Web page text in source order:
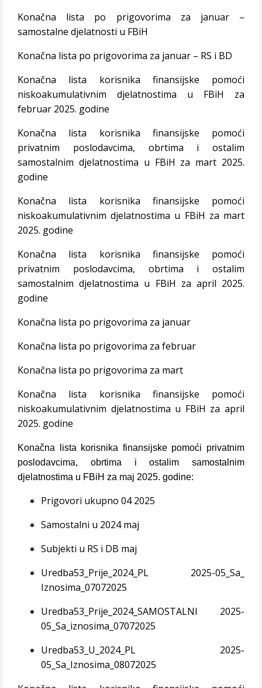
Konačna lista po prigovorima za januar –
samostalne djelatnosti u FBiH
Konačna lista po prigovorima za januar – RS i BD
Konačna lista korisnika finansijske pomoći
niskoakumulativnim djelatnostima u FBiH za
februar 2025. godine
Konačna lista korisnika finansijske pomoći
privatnim poslodavcima, obrtima i ostalim
samostalnim djelatnostima u FBiH za mart 2025.
godine
Konačna lista korisnika finansijske pomoći
niskoakumulativnim djelatnostima u FBiH za mart
2025. godine
Konačna lista korisnika finansijske pomoći
privatnim poslodavcima, obrtima i ostalim
samostalnim djelatnostima u FBiH za april 2025.
godine
Konačna lista po prigovorima za januar
Konačna lista po prigovorima za februar
Konačna lista po prigovorima za mart
Konačna lista korisnika finansijske pomoći
niskoakumulativnim djelatnostima u FBiH za april
2025. godine
Konačna lista korisnika finansijske pomoći privatnim
poslodavcima, obrtima i ostalim samostalnim
djelatnostima u FBiH za maj 2025. godine:
Prigovori ukupno 04 2025
Samostalni u 2024 maj
Subjekti u RS i DB maj
Uredba53_Prije_2024_PL 2025-05_Sa_
Iznosima_07072025
Uredba53_Prije_2024_SAMOSTALNI 2025-
05_Sa_iznosima_07072025
Uredba53_U_2024_PL 2025-
05_Sa_Iznosima_08072025